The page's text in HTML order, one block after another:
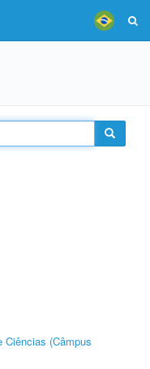
Ciências (Câmpus